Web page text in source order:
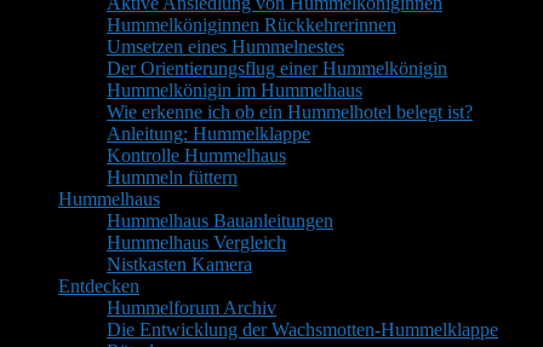
Hummelköniginnen Rückkehrerinnen
Umsetzen eines Hummelnestes
Der Orientierungsflug einer Hummelkönigin
Hummelkönigin im Hummelhaus
Wie erkenne ich ob ein Hummelhotel belegt ist?
Anleitung: Hummelklappe
Kontrolle Hummelhaus
Hummeln füttern
Hummelhaus
Hummelhaus Bauanleitungen
Hummelhaus Vergleich
Nistkasten Kamera
Entdecken
Hummelforum Archiv
Die Entwicklung der Wachsmotten-Hummelklappe